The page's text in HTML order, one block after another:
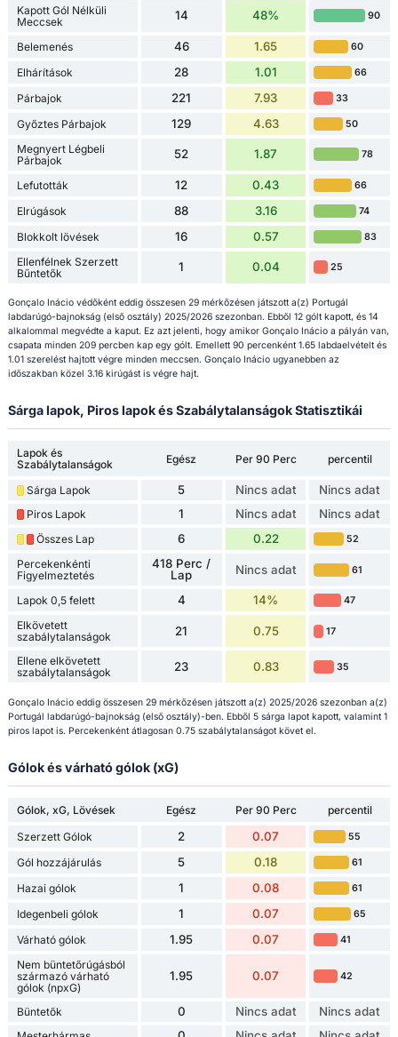
Kapott Gól Nélküli
Meccsek
14 48% 90
Belemenés 46 1.65 60
Elhárítások 28 1.01 66
Párbajok 221 7.93 33
Győztes Párbajok 129 4.63 50
Megnyert Légbeli
Párbajok
52 1.87 78
Lefutották 12 0.43 66
Elrúgások 88 3.16 74
Blokkolt lövések 16 0.57 83
Ellenfélnek Szerzett
Bűntetők
1 0.04 25
Gonçalo Inácio védőként eddig összesen 29 mérkőzésen játszott a(z) Portugál
labdarúgó-bajnokság (első osztály) 2025/2026 szezonban. Ebből 12 gólt kapott, és 14
alkalommal megvédte a kaput. Ez azt jelenti, hogy amikor Gonçalo Inácio a pályán van,
csapata minden 209 percben kap egy gólt. Emellett 90 percenként 1.65 labdaelvételt és
1.01 szerelést hajtott végre minden meccsen. Gonçalo Inácio ugyanebben az
időszakban közel 3.16 kirúgást is végre hajt.
Sárga lapok, Piros lapok és Szabálytalanságok Statisztikái
Lapok és
Szabálytalanságok
Egész Per 90 Perc percentil
Sárga Lapok 5 Nincs adat Nincs adat
Piros Lapok 1 Nincs adat Nincs adat
Összes Lap 6 0.22 52
Percekenkénti
Figyelmeztetés
418 Perc /
Lap
Nincs adat 61
Lapok 0,5 felett 4 14% 47
Elkövetett
szabálytalanságok
21 0.75 17
Ellene elkövetett
szabálytalanságok
23 0.83 35
Gonçalo Inácio eddig összesen 29 mérkőzésen játszott a(z) 2025/2026 szezonban a(z)
Portugál labdarúgó-bajnokság (első osztály)-ben. Ebből 5 sárga lapot kapott, valamint 1
piros lapot is. Percekenként átlagosan 0.75 szabálytalanságot követ el.
Gólok és várható gólok (xG)
Gólok, xG, Lövések Egész Per 90 Perc
percentil
Szerzett Gólok
2 0.07 55
Gól hozzájárulás 5 0.18 61
Hazai gólok 1 0.08 61
Idegenbeli gólok 1 0.07 65
Várható gólok 1.95 0.07 41
Nem büntetőrúgásból
származó várható
gólok (npxG)
1.95 0.07 42
Büntetők 0 Nincs adat Nincs adat